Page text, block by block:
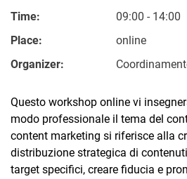
Time:
09:00 - 14:00
Place:
online
Organizer:
Questo workshop online vi
modo professionale il tema del
content marketing si riferisce alla
distribuzione strategica di
target specifici, creare fiducia e